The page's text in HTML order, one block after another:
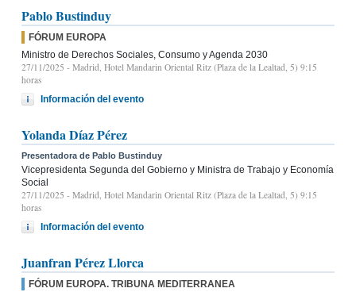
Pablo Bustinduy
FÓRUM EUROPA
Ministro de Derechos Sociales, Consumo y Agenda 2030
27/11/2025 - Madrid, Hotel Mandarin Oriental Ritz (Plaza de la Lealtad, 5) 9:15
horas
Información del evento
Yolanda Díaz Pérez
Presentadora de Pablo Bustinduy
Vicepresidenta Segunda del Gobierno y Ministra de Trabajo y Economía
Social
27/11/2025 - Madrid, Hotel Mandarin Oriental Ritz (Plaza de la Lealtad, 5) 9:15
horas
Información del evento
Juanfran Pérez Llorca
FÓRUM EUROPA. TRIBUNA MEDITERRANEA